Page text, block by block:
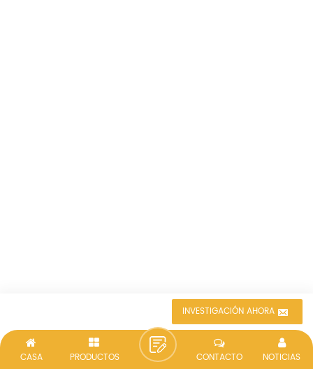
INVESTIGACIÓN AHORA
CASA PRODUCTOS NOTICIAS
CONTACTO